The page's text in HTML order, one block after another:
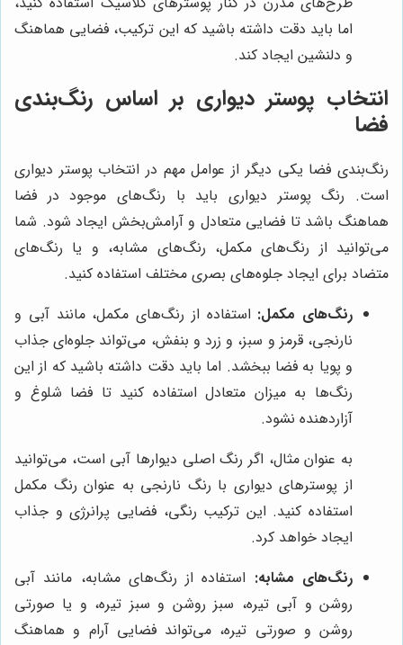
اما باید دقت داشته باشید که این ترکیب، فضایی هماهنگ
و دلنشین ایجاد کند.
انتخاب پوستر دیواری بر اساس رنگ‌بندی
فضا
رنگ‌بندی فضا یکی دیگر از عوامل مهم در انتخاب پوستر دیواری
است. رنگ پوستر دیواری باید با رنگ‌های موجود در فضا
هماهنگ باشد تا فضایی متعادل و آرامش‌بخش ایجاد شود. شما
می‌توانید از رنگ‌های مکمل، رنگ‌های مشابه، و یا رنگ‌های
متضاد برای ایجاد جلوه‌های بصری مختلف استفاده کنید.
رنگ‌های مکمل: استفاده از رنگ‌های مکمل، مانند آبی و
نارنجی، قرمز و سبز، و زرد و بنفش، می‌تواند جلوه‌ای جذاب
و پویا به فضا ببخشد. اما باید دقت داشته باشید که از این
رنگ‌ها به میزان متعادل استفاده کنید تا فضا شلوغ و
آزاردهنده نشود.
به عنوان مثال، اگر رنگ اصلی دیوارها آبی است، می‌توانید
از پوسترهای دیواری با رنگ نارنجی به عنوان رنگ مکمل
استفاده کنید. این ترکیب رنگی، فضایی پرانرژی و جذاب
ایجاد خواهد کرد.
رنگ‌های مشابه: استفاده از رنگ‌های مشابه، مانند آبی
روشن و آبی تیره، سبز روشن و سبز تیره، و یا صورتی
روشن و صورتی تیره، می‌تواند فضایی آرام و هماهنگ